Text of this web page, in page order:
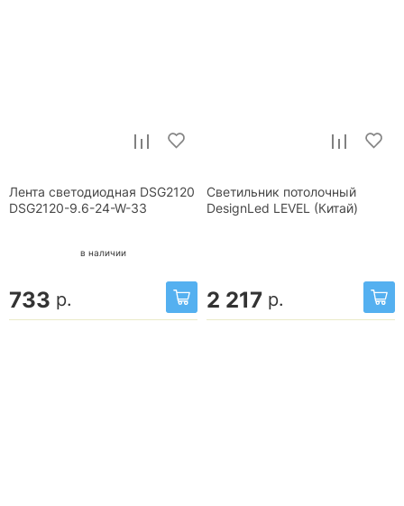
Лента светодиодная DSG2120
DSG2120-9.6-24-W-33
в наличии
733 р.
Светильник потолочный
DesignLed LEVEL (Китай)
2 217 р.